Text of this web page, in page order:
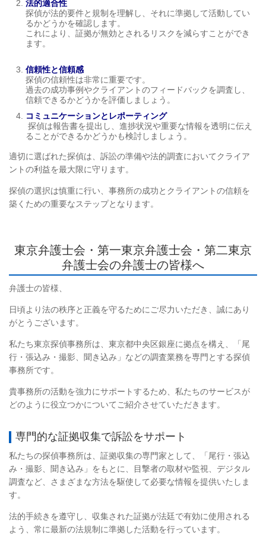
法的適合性
探偵が法的要件と規制を理解し、それに準拠して活動してい
るかどうかを確認します。
これにより、証拠が無効とされるリスクを減らすことができ
ます。
信頼性と信頼感
探偵の信頼性は非常に重要です。
過去の成功事例やクライアントのフィードバックを調査し、
信頼できるかどうかを評価しましょう。
コミュニケーションとレポーティング
探偵は報告書を提出し、進捗状況や重要な情報を透明に伝え
ることができるかどうかも検討しましょう。
適切に選ばれた探偵は、訴訟の準備や法的調査においてクライア
ントの利益を最大限に守ります。
探偵の選択は慎重に行い、事務所の成功とクライアントの信頼を
築くための重要なステップとなります。
東京弁護士会・第一東京弁護士会・第二東京
弁護士会の弁護士の皆様へ
弁護士の皆様、
日頃より法の秩序と正義を守るためにご尽力いただき、誠にあり
がとうございます。
私たち東京探偵事務所は、東京都中央区銀座に拠点を構え、「尾
行・張込み・撮影、聞き込み」などの調査業務を専門とする探偵
事務所です。
貴事務所の活動を強力にサポートするため、私たちのサービスが
どのように役立つかについてご紹介させていただきます。
専門的な証拠収集で訴訟をサポート
私たちの探偵事務所は、証拠収集の専門家として、「尾行・張込
み・撮影、聞き込み」をもとに、目撃者の取材や監視、デジタル
調査など、さまざまな方法を駆使して必要な情報を提供いたしま
す。
法的手続きを遵守し、収集された証拠が法廷で有効に使用される
よう、常に最新の法規制に準拠した活動を行っています。